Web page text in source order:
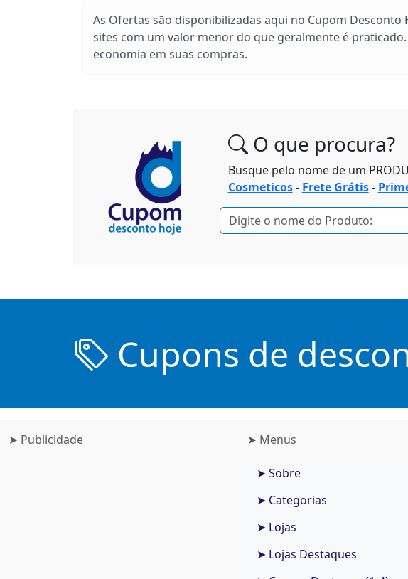
As Ofertas são disponibilizadas aqui no Cupom
sites com um valor menor do que geralmente é
economia em suas compras.
O que procura?
Busque pelo nome de um
Cosmeticos- Frete Grátis-
Cupons de
➤ Publicidade ➤ Menus
➤ Sobre
➤ Categorias
➤ Lojas
➤ Lojas Destaques